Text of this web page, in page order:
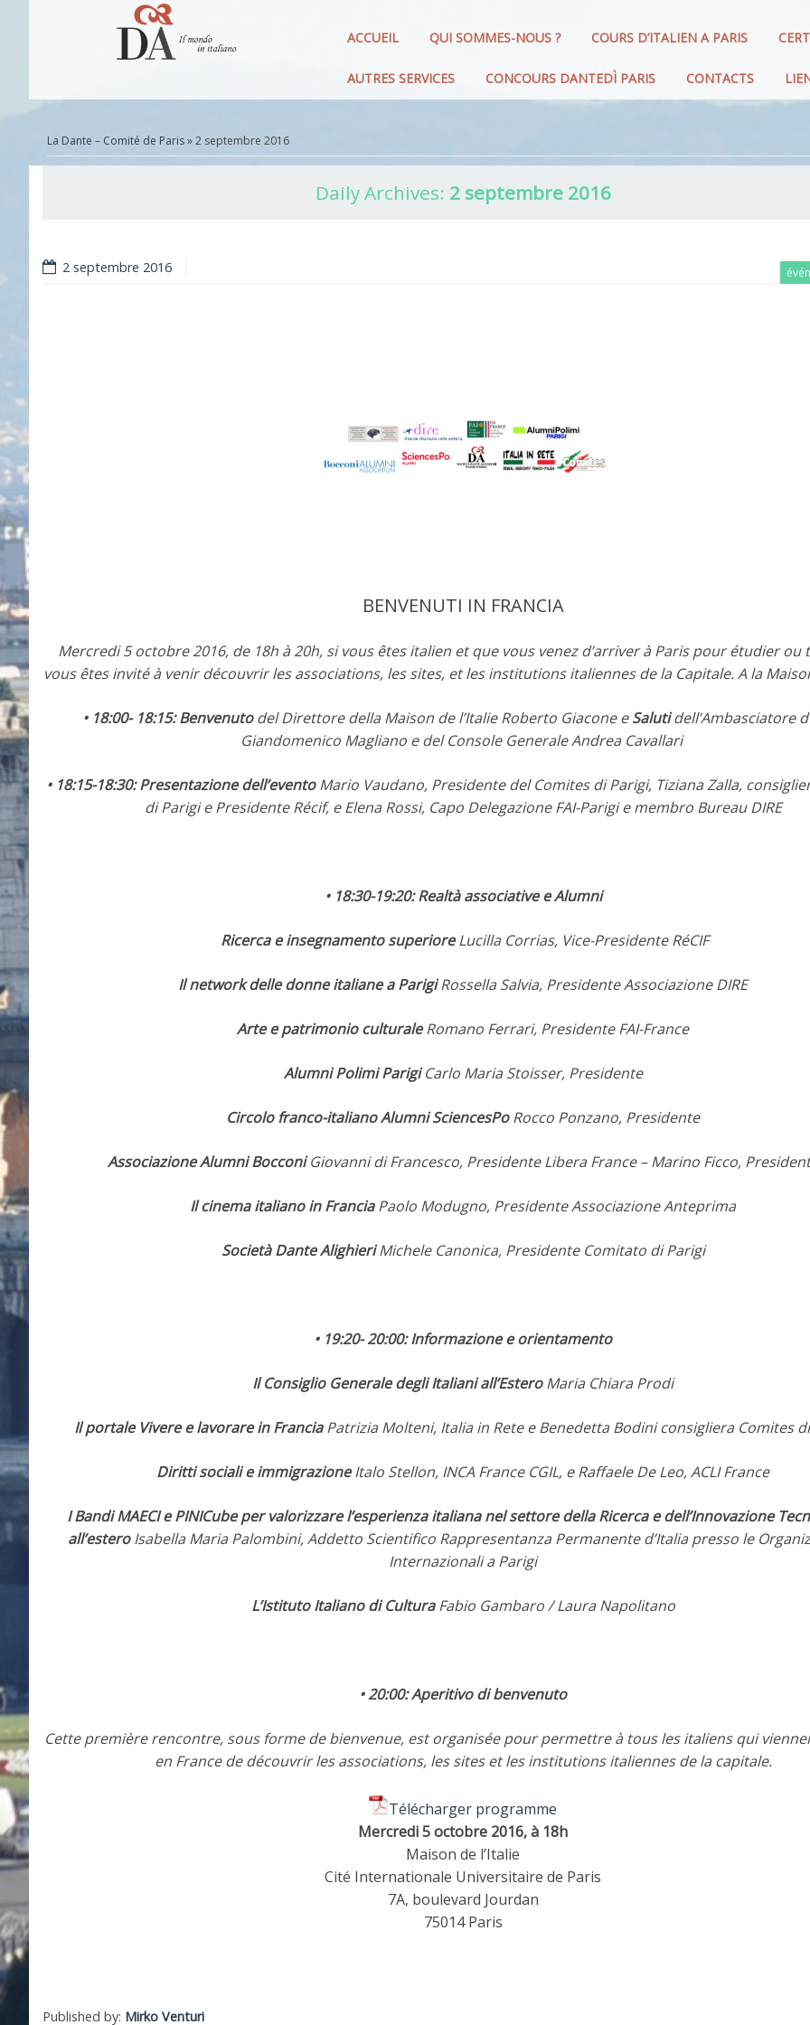
ACCUEIL QUI SOMMES-NOUS ? COURS D’ITALIEN A PARIS
AUTRES SERVICES CONCOURS DANTEDÌ PARIS CONTACTS
La Dante – Comité de Paris» 2 septembre 2016
Daily Archives: 2 septembre 2016
2 septembre 2016
BENVENUTI IN FRANCIA
Mercredi 5 octobre 2016, de 18h à 20h, si vous êtes italien et que vous venez d’arriver à Paris pour étudier ou
vous êtes invité à venir découvrir les associations, les sites, et les institutions italiennes de la Capitale. A la
• 18:00- 18:15: Benvenutodel Direttore della Maison de l’Italie Roberto Giacone eSalutidell’Ambasciatore
Giandomenico Magliano e del Console Generale Andrea Cavallari
• 18:15-18:30: Presentazione dell’eventoMario Vaudano, Presidente del Comites di Parigi, Tiziana Zalla,
di Parigi e Presidente Récif, e Elena Rossi, Capo Delegazione FAI-Parigi e membro Bureau DIRE
• 18:30-19:20: Realtà associative e Alumni
Ricerca e insegnamento superioreLucilla Corrias, Vice-Presidente RéCIF
Il network delle donne italiane a ParigiRossella Salvia, Presidente Associazione DIRE
Arte e patrimonio culturaleRomano Ferrari, Presidente FAI-France
Alumni Polimi ParigiCarlo Maria Stoisser, Presidente
Circolo franco-italiano Alumni SciencesPoRocco Ponzano, Presidente
Associazione Alumni BocconiGiovanni di Francesco, Presidente Libera France – Marino Ficco,
Il cinema italiano in FranciaPaolo Modugno, Presidente Associazione Anteprima
Società Dante AlighieriMichele Canonica, Presidente Comitato di Parigi
• 19:20- 20:00: Informazione e orientamento
Il Consiglio Generale degli Italiani all’EsteroMaria Chiara Prodi
Il portale Vivere e lavorare in FranciaPatrizia Molteni, Italia in Rete e Benedetta Bodini consigliera Comites
Diritti sociali e immigrazioneItalo Stellon, INCA France CGIL, e Raffaele De Leo, ACLI France
I Bandi MAECI e PINICube per valorizzare l’esperienza italiana nel settore della Ricerca e dell’Innovazione
all’esteroIsabella Maria Palombini, Addetto Scientifico Rappresentanza Permanente d’Italia presso le
Internazionali a Parigi
L’Istituto Italiano di CulturaFabio Gambaro / Laura Napolitano
• 20:00: Aperitivo di benvenuto
Cette première rencontre, sous forme de bienvenue, est organisée pour permettre à tous les italiens qui
en France de découvrir les associations, les sites et les institutions italiennes de la capitale.
Télécharger programme
Mercredi 5 octobre 2016, à 18h
Maison de l’Italie
Cité Internationale Universitaire de Paris
7A, boulevard Jourdan
75014 Paris
Published by: Mirko Venturi